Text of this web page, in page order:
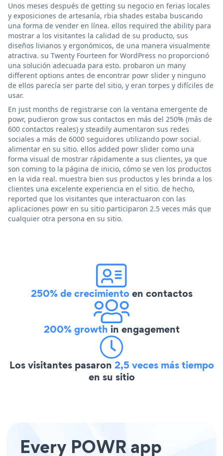
Unos meses después de getting su negocio en ferias locales
y exposiciones de artesanía, rbia shades estaba buscando
una forma de vender en línea. ellos required the ability para
mostrar a los visitantes la calidad de su producto, sus
diseños livianos y ergonómicos, de una manera visualmente
atractiva. su Twenty Fourteen for WordPress no proporcionó
una solución adecuada para esto. probaron un many
different options antes de encontrar powr slider y ninguno
de ellos parecía ser parte del sitio, y eran torpes y difíciles de
usar.
En just months de registrarse con la ventana emergente de
powr, pudieron grow sus contactos en más del 250% (más de
600 contactos reales) y steadily aumentaron sus redes
sociales a más de 6000 seguidores utilizando powr social.
alimentar en su sitio. ellos added powr slider como una
forma visual de mostrar rápidamente a sus clientes, ya que
son coming to la página de inicio, cómo se ven los productos
en la vida real. muestra bien sus productos y les brinda a los
clientes una excelente experiencia en el sitio. de hecho,
reported que los visitantes que interactuaron con las
aplicaciones powr en su sitio participaron 2.5 veces más que
cualquier otra persona en su sitio.
250% de crecimientoen contactos
200% growth in engagement
Los visitantes pasaron 2,5 veces más tiempo
en su sitio
Every POWR app